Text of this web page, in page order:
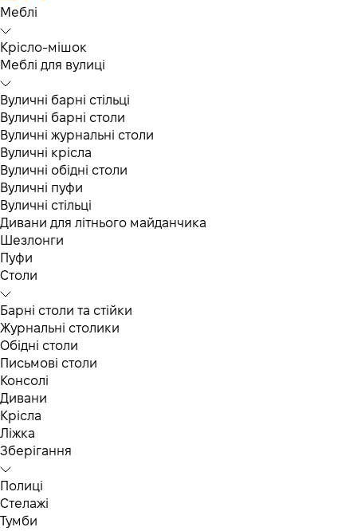
Меблі
Крісло-мішок
Меблі для вулиці
Вуличні барні стільці
Вуличні барні столи
Вуличні журнальні столи
Вуличні крісла
Вуличні обідні столи
Вуличні пуфи
Вуличні стільці
Дивани для літнього майданчика
Шезлонги
Пуфи
Столи
Барні столи та стійки
Журнальні столики
Обідні столи
Письмові столи
Консолі
Дивани
Крісла
Ліжка
Зберігання
Полиці
Стелажі
Тумби